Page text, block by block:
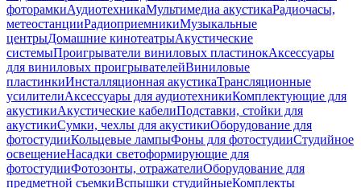
фоторамкиАудиотехникаМультимедиа акустикаРадиочасы,
метеостанцииРадиоприемникиМузыкальные
центрыДомашние кинотеатрыАкустические
системыПроигрыватели виниловых пластинокАксессуары
для виниловых проигрывателейВиниловые
пластинкиИнсталляционная акустикаТрансляционные
усилителиАксессуары для аудиотехникиКомплектующие для
акустикиАкустические кабелиПодставки, стойки для
акустикиСумки, чехлы для акустикиОборудование для
фотостудииКольцевые лампыФоны для фотостудииСтудийное
освещениеНасадки светоформирующие для
фотостудииФотозонты, отражателиОборудование для
предметной съемкиВспышки студийныеКомплекты